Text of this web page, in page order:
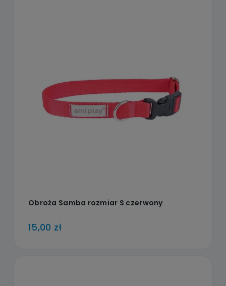
Obroża Samba rozmiar S czerwony
15,00 zł